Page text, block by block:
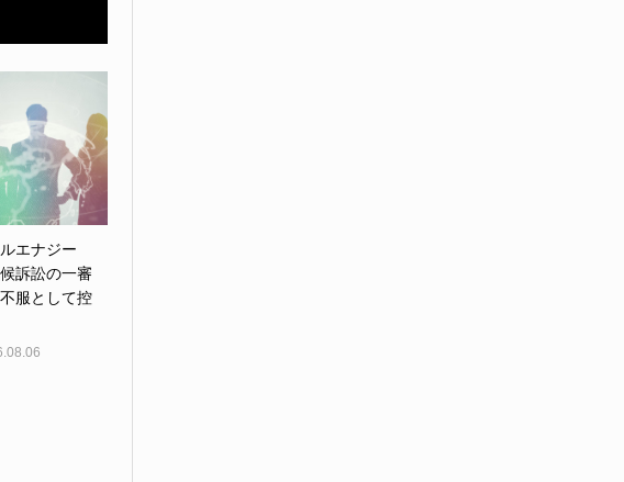
エナジー
訴訟の一審
服として控